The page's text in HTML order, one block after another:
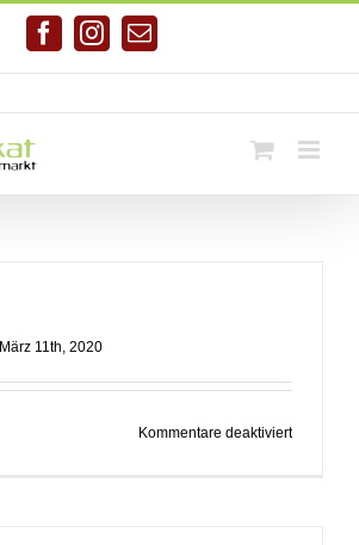
Facebook
Instagram
E-
Mail
März 11th, 2020
Kommentare deaktiviertfür